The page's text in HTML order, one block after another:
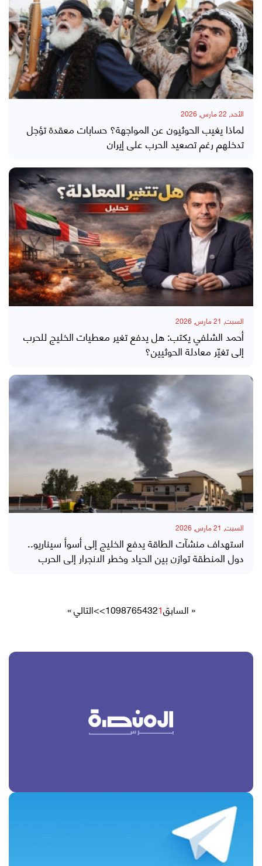
الأحد, 22 مارس, 2026
لماذا يغيب الحوثيون عن المواجهة؟ حسابات معقدة تؤجل
تدخلهم رغم تصعيد الحرب على إيران
السبت, 21 مارس, 2026
أحمد الشلفي يكتب: هل يدفع تغير معطيات الخليج للحرب
إلى تغيّر معادلة الحوثيين؟
السبت, 21 مارس, 2026
استهداف منشآت الطاقة يدفع الخليج إلى أسوأ سيناريو..
دول المنطقة توازن بين الحياد وخطر الانجرار إلى الحرب
« السابق1
2
3
4
5
6
7
8
9
10
>>التالي »